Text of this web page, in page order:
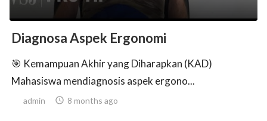
Diagnosa Aspek Ergonomi
🎯 Kemampuan Akhir yang Diharapkan (KAD)
Mahasiswa mendiagnosis aspek ergono...
admin  8 months ago